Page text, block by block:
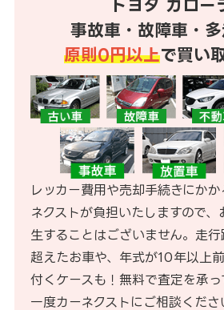
トヨタ カロー
事故車・故障車・
原則0円以上で買い
レッカー費用や売却手続きにか
ネクストが負担いたしますので
生することはございません。走
超えたお車や、年式が10年以上
付くケースも！無料で査定を承っ
一度カーネクストにご相談くださ